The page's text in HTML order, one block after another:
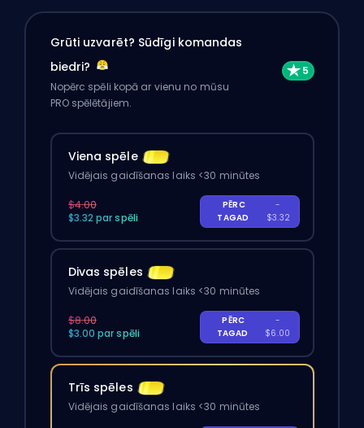
Grūti uzvarēt? Sūdīgi komandas
biedri?
Nopērc spēli kopā ar vienu no mūsu
PRO spēlētājiem.
Viena spēle
Vidējais gaidīšanas laiks <30 minūtes
$4.00
$3.32 par spēli
PĒRC
TAGAD
-
$3.32
Divas spēles
Vidējais gaidīšanas laiks <30 minūtes
$8.00
$3.00 par spēli
PĒRC
TAGAD
-
$6.00
Trīs spēles
Vidējais gaidīšanas laiks <30 minūtes